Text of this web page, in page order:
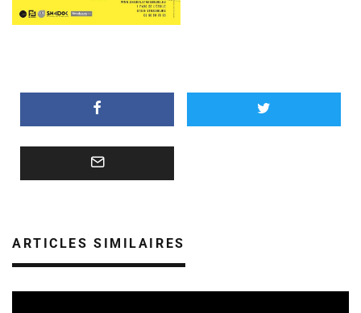
ARTICLES SIMILAIRES